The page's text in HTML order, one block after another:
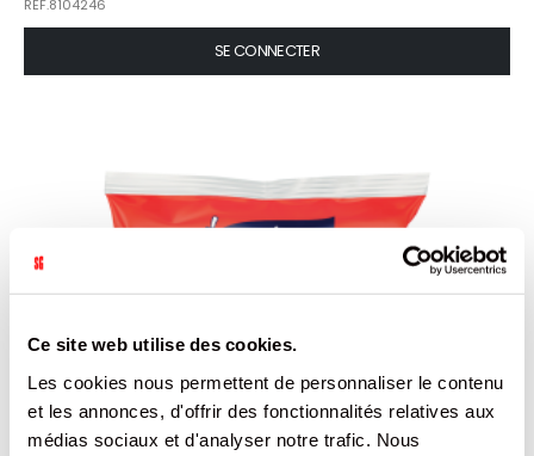
Ce site web utilise des cookies.
Les cookies nous permettent de personnaliser le contenu
et les annonces, d'offrir des fonctionnalités relatives aux
médias sociaux et d'analyser notre trafic. Nous
REF.8104246
SE CONNECTER